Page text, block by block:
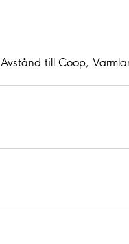
Avstånd till Coop,